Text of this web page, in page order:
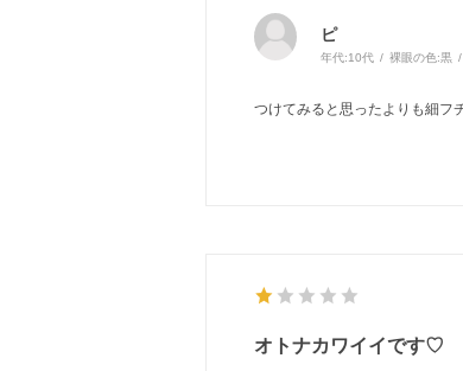
ピ
年代:10代 裸眼の色:黒
つけてみると思ったよりも細フ
オトナカワイイです♡